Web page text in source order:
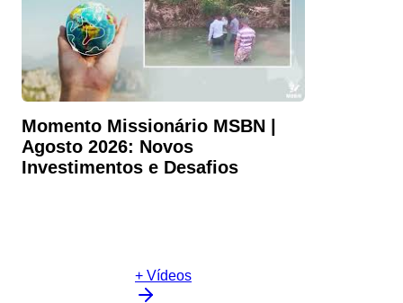
Momento Missionário MSBN |
Agosto 2026: Novos
Investimentos e Desafios
+ Vídeos